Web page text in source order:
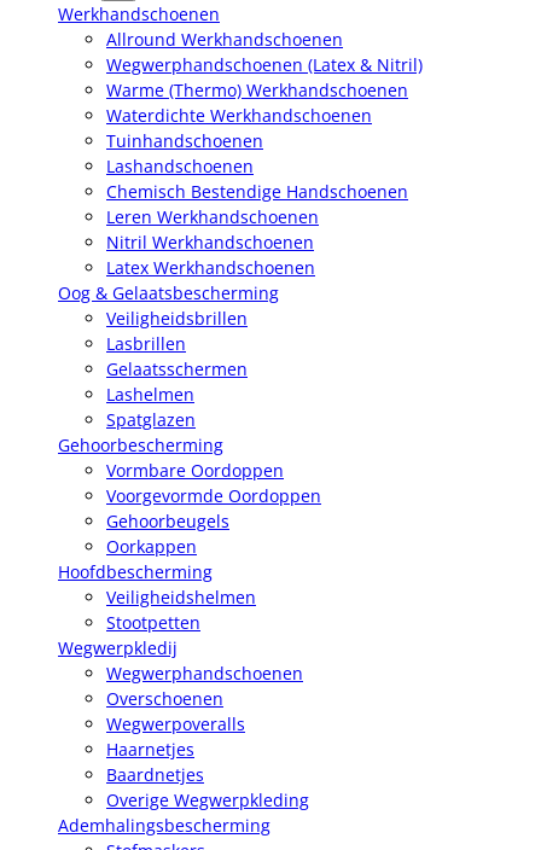
Werkhandschoenen
Allround Werkhandschoenen
Wegwerphandschoenen (Latex & Nitril)
Warme (Thermo) Werkhandschoenen
Waterdichte Werkhandschoenen
Tuinhandschoenen
Lashandschoenen
Chemisch Bestendige Handschoenen
Leren Werkhandschoenen
Nitril Werkhandschoenen
Latex Werkhandschoenen
Oog & Gelaatsbescherming
Veiligheidsbrillen
Lasbrillen
Gelaatsschermen
Lashelmen
Spatglazen
Gehoorbescherming
Vormbare Oordoppen
Voorgevormde Oordoppen
Gehoorbeugels
Oorkappen
Hoofdbescherming
Veiligheidshelmen
Stootpetten
Wegwerpkledij
Wegwerphandschoenen
Overschoenen
Wegwerpoveralls
Haarnetjes
Baardnetjes
Overige Wegwerpkleding
Ademhalingsbescherming